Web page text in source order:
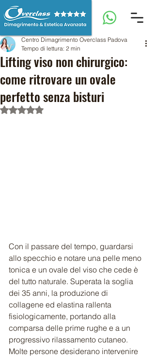
Lifting viso non chirurgico:
come ritrovare un ovale
perfetto senza bisturi
Centro Dimagrimento Overclass Padova
Tempo di lettura: 2 min
Valutazione NaN stelle su 5.
Con il passare del tempo, guardarsi
allo specchio e notare una pelle meno
tonica e un ovale del viso che cede è
del tutto naturale. Superata la soglia
dei 35 anni, la produzione di
collagene ed elastina rallenta
fisiologicamente, portando alla
comparsa delle prime rughe e a un
progressivo rilassamento cutaneo.
Molte persone desiderano intervenire